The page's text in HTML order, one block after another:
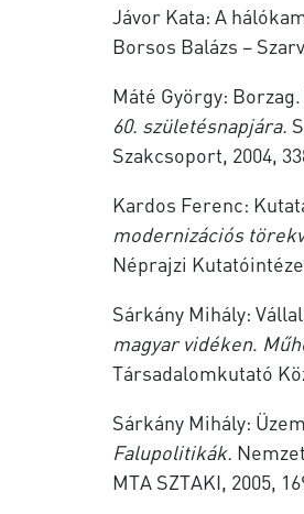
Jávor Kata: A
Borsos Balázs –
Máté György:
60. születésnapjára.
Szakcsoport, 2004,
Kardos Ferenc:
modernizációs
Néprajzi
Sárkány Mihály:
magyar vidéken.
Társadalomkutató
Sárkány Mihály:
Falupolitikák.
MTA SZTAKI, 2005,